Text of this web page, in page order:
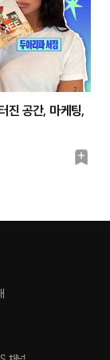
북
진 공간, 마케팅,